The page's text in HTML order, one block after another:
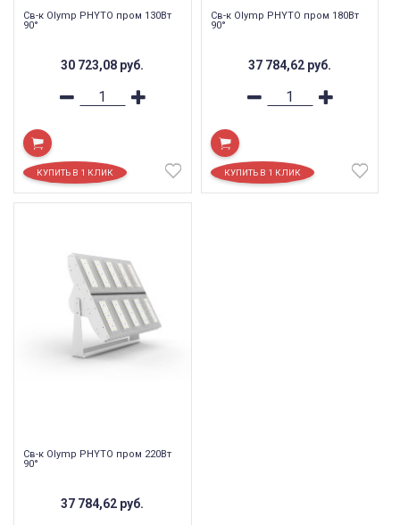
Св-к Olymp PHYTO пром 130Вт
90°
30 723,08 руб.
Св-к Olymp PHYTO пром 180Вт
90°
37 784,62 руб.
Св-к Olymp PHYTO пром 220Вт
90°
37 784,62 руб.